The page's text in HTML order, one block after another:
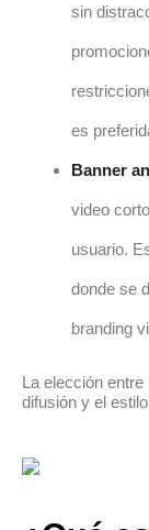
sin
es
Banner
video
usuario.
donde se
branding
La elección
difusión y el